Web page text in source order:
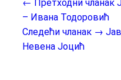
← Претходни чланак
– Ивана Тодоровић
Следећи чланак →
Невена Јоцић